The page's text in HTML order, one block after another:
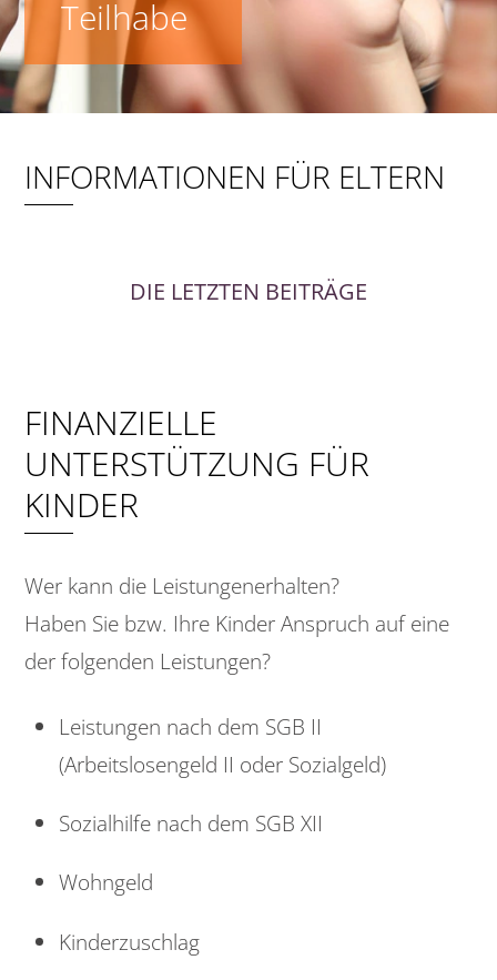
Teilhabe
INFORMATIONEN FÜR ELTERN
DIE LETZTEN BEITRÄGE
FINANZIELLE
UNTERSTÜTZUNG FÜR
KINDER
Wer kann die Leistungenerhalten?
Haben Sie bzw. Ihre Kinder Anspruch auf eine
der folgenden Leistungen?
Leistungen nach dem SGB II
(Arbeitslosengeld II oder Sozialgeld)
Sozialhilfe nach dem SGB XII
Wohngeld
Kinderzuschlag